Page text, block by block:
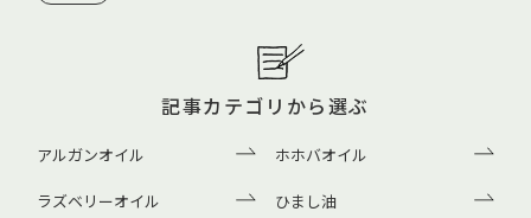
記事カテゴリから選ぶ
アルガンオイル ホホバオイル
ラズベリーオイル ひまし油